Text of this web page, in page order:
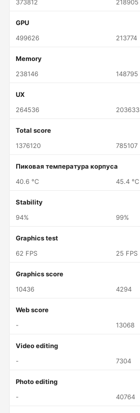
373812
218905
GPU
499626
213774
Memory
238146
148795
UX
264536
203633
Total score
1376120
785107
Пиковая температура корпуса
40.6 °C
45.4 °C
Stability
94%
99%
Graphics test
62 FPS
25 FPS
Graphics score
10436
4294
Web score
-
13068
Video editing
-
7304
Photo editing
-
40764